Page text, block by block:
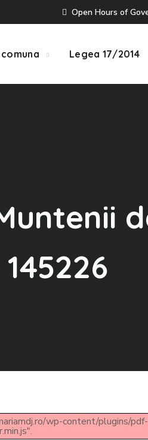
Open Hours of
Legea 17/2014
wp-content/plugins/pdf-